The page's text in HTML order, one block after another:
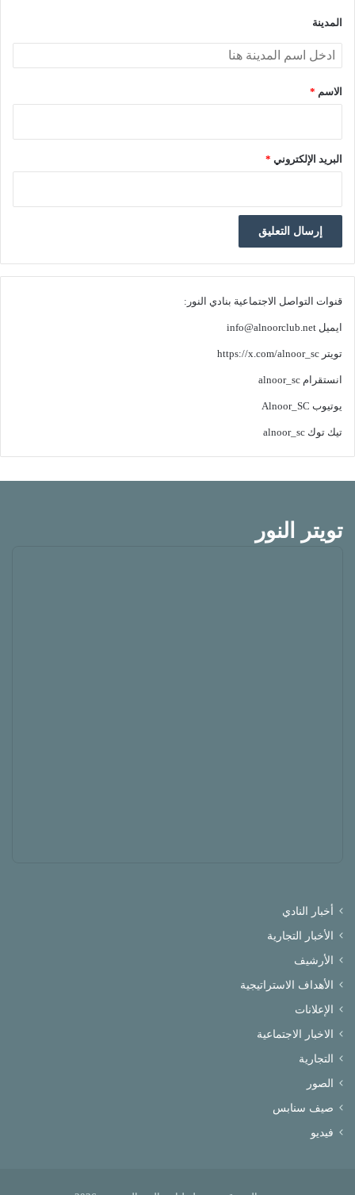
المدينة
الاسم *
البريد الإلكتروني *
قنوات التواصل الاجتماعية بنادي النور:
ايميل info@alnoorclub.net
تويتر https://x.com/alnoor_sc
انستقرام alnoor_sc
يوتيوب Alnoor_SC
تيك توك alnoor_sc
تويتر النور
أخبار النادي
الأخبار التجارية
الأرشيف
الأهداف الاستراتيجية
الإعلانات
الاخبار الاجتماعية
التجارية
الصور
صيف سنابس
فيديو